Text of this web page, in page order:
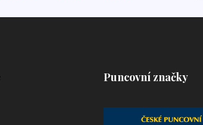
Puncovní značky